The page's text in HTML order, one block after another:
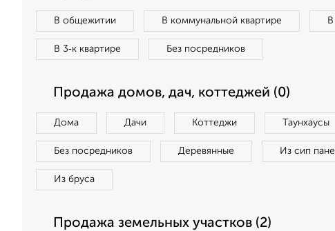
В общежитии В коммунальной квартире
В 3‑к квартире Без посредников
Продажа домов, дач, коттеджей (0)
Дома Дачи Коттеджи Таунхаусы
Без посредников Деревянные Из сип
Из бруса
Продажа земельных участков (2)